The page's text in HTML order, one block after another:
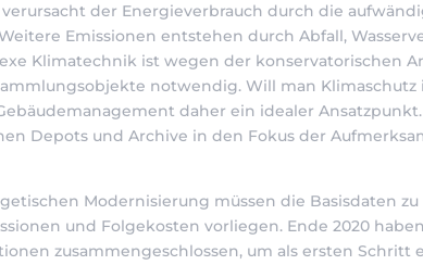
der Energieverbrauch durch die
Emissionen entstehen durch Abfall,
Klimatechnik ist wegen der konservatorischen
notwendig. Will man Klimaschutz
daher ein idealer
Depots und Archive in den Fokus der
Modernisierung müssen die Basisdaten zu
und Folgekosten vorliegen. Ende 2020
zusammengeschlossen, um als ersten Schritt